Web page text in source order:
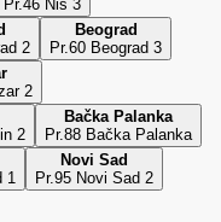
Pr.46 Niš 3
2
Beograd
Pr.60 Beograd 3
2
2
Bačka Palanka
Pr.88 Bačka Palanka
1
Novi Sad
Pr.95 Novi Sad 2